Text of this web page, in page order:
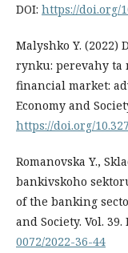
DOI: https://doi.org/
Malyshko Y.
rynku: perevahy ta
financial market:
Economy and
https://doi.org/
Romanovska Y.,
bankivskoho
of the banking
and Society. Vol. 39.
0072/2022-36-44